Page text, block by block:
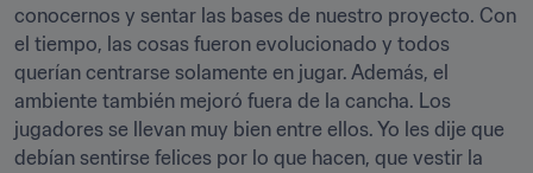
conocernos y sentar las bases de nuestro proyecto. Con
el tiempo, las cosas fueron evolucionado y todos
querían centrarse solamente en jugar. Además, el
ambiente también mejoró fuera de la cancha. Los
jugadores se llevan muy bien entre ellos. Yo les dije que
debían sentirse felices por lo que hacen, que vestir la